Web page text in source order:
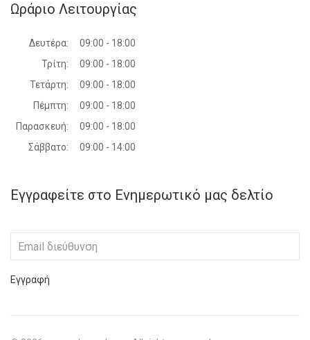
Ωράριο Λειτουργίας
Δευτέρα:
09:00 - 18:00
Τρίτη:
09:00 - 18:00
Τετάρτη:
09:00 - 18:00
Πέμπτη:
09:00 - 18:00
Παρασκευή:
09:00 - 18:00
Σάββατο:
09:00 - 14:00
Εγγραφείτε στο Ενημερωτικό μας δελτίο
Εγγραφή